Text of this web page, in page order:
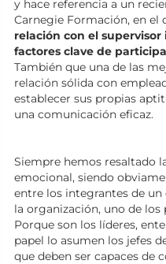
y hace referencia a un
Carnegie Formación, en el
relación con el
factores clave de
También que una de las
relación sólida con
establecer sus propias
una comunicación eficaz.
Siempre hemos resaltado
emocional, siendo
entre los integrantes de
la organización, uno de los
Porque son los líderes,
papel lo asumen los jefes
que deben ser capaces de